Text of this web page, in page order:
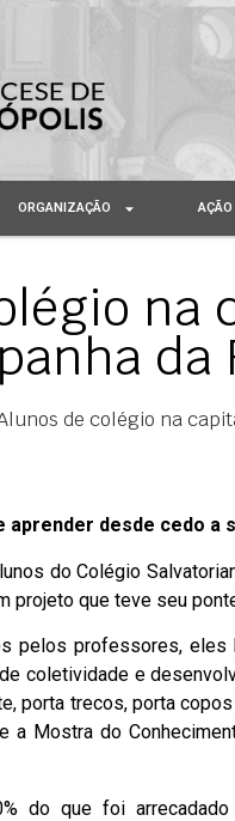
ORGANIZAÇÃO
na
da
de colégio na
aprender desde cedo a
do Colégio
projeto que teve seu
pelos professores, eles
coletividade e
porta trecos, porta
a Mostra do
do que foi